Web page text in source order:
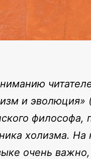
и
философа,
холизма. На
очень